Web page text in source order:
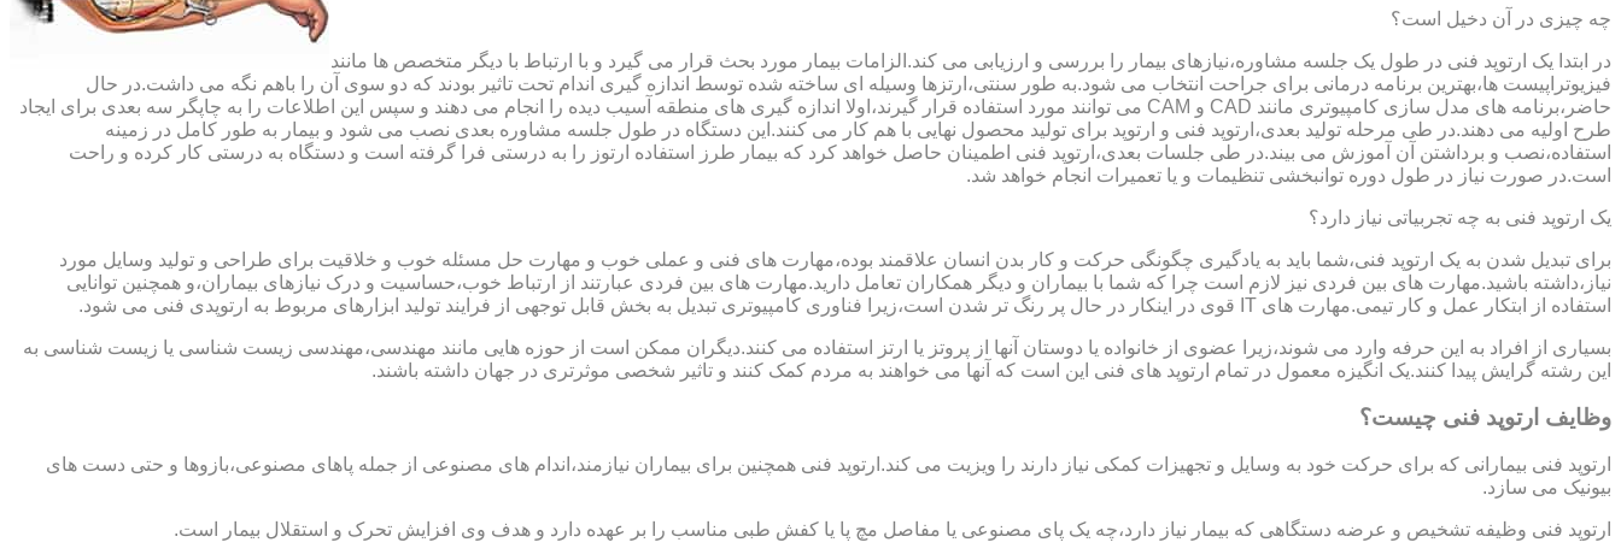
چه چیزی در آن دخیل است؟
در ابتدا یک ارتوپد فنی در طول یک جلسه مشاوره،نیازهای بیمار را بررسی و ارزیابی می کند.الزامات بیمار مورد بحث قرار می گیرد و با ارتباط با دیگر متخصص ها مانند
فیزیوتراپیست ها،بهترین برنامه درمانی برای جراحت انتخاب می شود.به طور سنتی،ارتزها وسیله ای ساخته شده توسط اندازه گیری اندام تحت تاثیر بودند که دو سوی آن را باهم نگه می داشت.در حال
حاضر،برنامه های مدل سازی کامپیوتری مانند CAD و CAM می توانند مورد استفاده قرار گیرند،اولا اندازه گیری های منطقه آسیب دیده را انجام می دهند و سپس این اطلاعات را به چاپگر سه بعدی برای ایجاد
طرح اولیه می دهند.در طی مرحله تولید بعدی،ارتوپد فنی و ارتوپد برای تولید محصول نهایی با هم کار می کنند.این دستگاه در طول جلسه مشاوره بعدی نصب می شود و بیمار به طور کامل در زمینه
استفاده،نصب و برداشتن آن آموزش می بیند.در طی جلسات بعدی،ارتوپد فنی اطمینان حاصل خواهد کرد که بیمار طرز استفاده ارتوز را به درستی فرا گرفته است و دستگاه به درستی کار کرده و راحت
است.در صورت نیاز در طول دوره توانبخشی تنظیمات و یا تعمیرات انجام خواهد شد.
یک ارتوپد فنی به چه تجربیاتی نیاز دارد؟
برای تبدیل شدن به یک ارتوپد فنی،شما باید به یادگیری چگونگی حرکت و کار بدن انسان علاقمند بوده،مهارت های فنی و عملی خوب و مهارت حل مسئله خوب و خلاقیت برای طراحی و تولید وسایل مورد
نیاز،داشته باشید.مهارت های بین فردی نیز لازم است چرا که شما با بیماران و دیگر همکاران تعامل دارید.مهارت های بین فردی عبارتند از ارتباط خوب،حساسیت و درک نیازهای بیماران،و همچنین توانایی
استفاده از ابتکار عمل و کار تیمی.مهارت های IT قوی در اینکار در حال پر رنگ تر شدن است،زیرا فناوری کامپیوتری تبدیل به بخش قابل توجهی از فرایند تولید ابزارهای مربوط به ارتوپدی فنی می شود.
بسیاری از افراد به این حرفه وارد می شوند،زیرا عضوی از خانواده یا دوستان آنها از پروتز یا ارتز استفاده می کنند.دیگران ممکن است از حوزه هایی مانند مهندسی،مهندسی زیست شناسی یا زیست شناسی به
این رشته گرایش پیدا کنند.یک انگیزه معمول در تمام ارتوپد های فنی این است که آنها می خواهند به مردم کمک کنند و تاثیر شخصی موثرتری در جهان داشته باشند.
وظایف ارتوپد فنی چیست؟
ارتوپد فنی بیمارانی که برای حرکت خود به وسایل و تجهیزات کمکی نیاز دارند را ویزیت می کند.ارتوپد فنی همچنین برای بیماران نیازمند،اندام های مصنوعی از جمله پاهای مصنوعی،بازوها و حتی دست های
بیونیک می سازد.
ارتوپد فنی وظیفه تشخیص و عرضه دستگاهی که بیمار نیاز دارد،چه یک پای مصنوعی یا مفاصل مچ پا یا کفش طبی مناسب را بر عهده دارد و هدف وی افزایش تحرک و استقلال بیمار است.